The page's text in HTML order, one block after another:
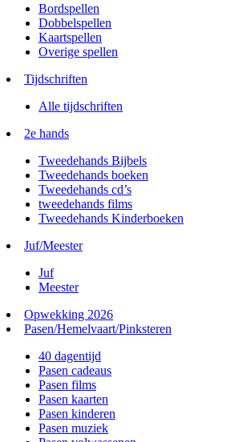
Bordspellen
Dobbelspellen
Kaartspellen
Overige spellen
Tijdschriften
Alle tijdschriften
2e hands
Tweedehands Bijbels
Tweedehands boeken
Tweedehands cd’s
tweedehands films
Tweedehands Kinderboeken
Juf/Meester
Juf
Meester
Opwekking 2026
Pasen/Hemelvaart/Pinksteren
40 dagentijd
Pasen cadeaus
Pasen films
Pasen kaarten
Pasen kinderen
Pasen muziek